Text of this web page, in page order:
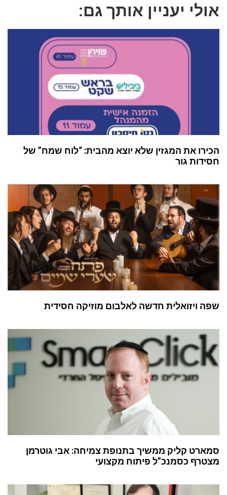
אולי יעניין אותך גם:
הכירו את המגזין שלא יוצא מהבית: “לוח שמח” של
חסידות גור
שפה ויזואלית חדשה לאלבום מוזיקה חסידית
סמארט קליק ממשיך בתנופת צמיחה: אבי גוטרמן
מצטרף כסמנכ”ל פיתוח מקצועי